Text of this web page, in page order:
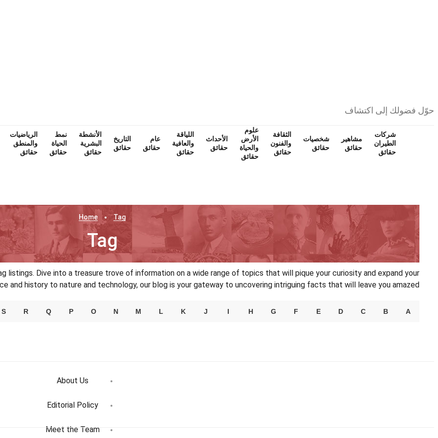
حوّل فضولك إلى اكتشاف
شركات
الطيران
حقائق
مشاهير
حقائق
شخصيات
حقائق
الثقافة
والفنون
حقائق
علوم
الأرض
والحياة
حقائق
الأحداث
حقائق
اللياقة
والعافية
حقائق
عام
حقائق
التاريخ
حقائق
الأنشطة
البشرية
حقائق
نمط
الحياة
حقائق
الرياضيات
والمنطق
حقائق
Home Tag
Tag
Dive into a treasure trove of information on a wide range of topics that will pique your curiosity and expand your
and history to nature and technology, our blog is your gateway to uncovering intriguing facts that will leave you amazed.
A
B
C
D
E
F
G
H
I
J
K
L
M
N
O
P
Q
R
S
About Us
Editorial Policy
Meet the Team